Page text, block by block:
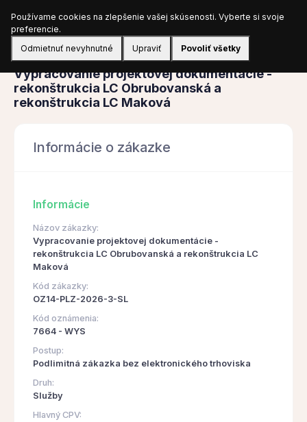
Prihlásiť sa
Obstarávanie
Vypracovanie projektovej dokumentácie -
rekonštrukcia LC Obrubovanská a
rekonštrukcia LC Maková
Informácie o zákazke
Informácie
Názov zákazky:
Vypracovanie projektovej dokumentácie -
rekonštrukcia LC Obrubovanská a rekonštrukcia LC
Maková
Kód zákazky:
OZ14-PLZ-2026-3-SL
Kód oznámenia:
7664 - WYS
Postup:
Podlimitná zákazka bez elektronického trhoviska
Druh:
Služby
Hlavný CPV:
Používame cookies na zlepšenie vašej skúsenosti. Vyberte si svoje
preferencie.
Odmietnuť nevyhnutné
Upraviť Povoliť všetky